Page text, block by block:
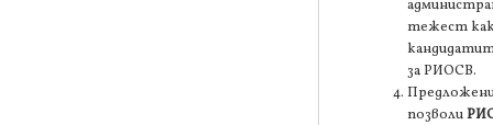
тежест
за РИОСВ.
позволи